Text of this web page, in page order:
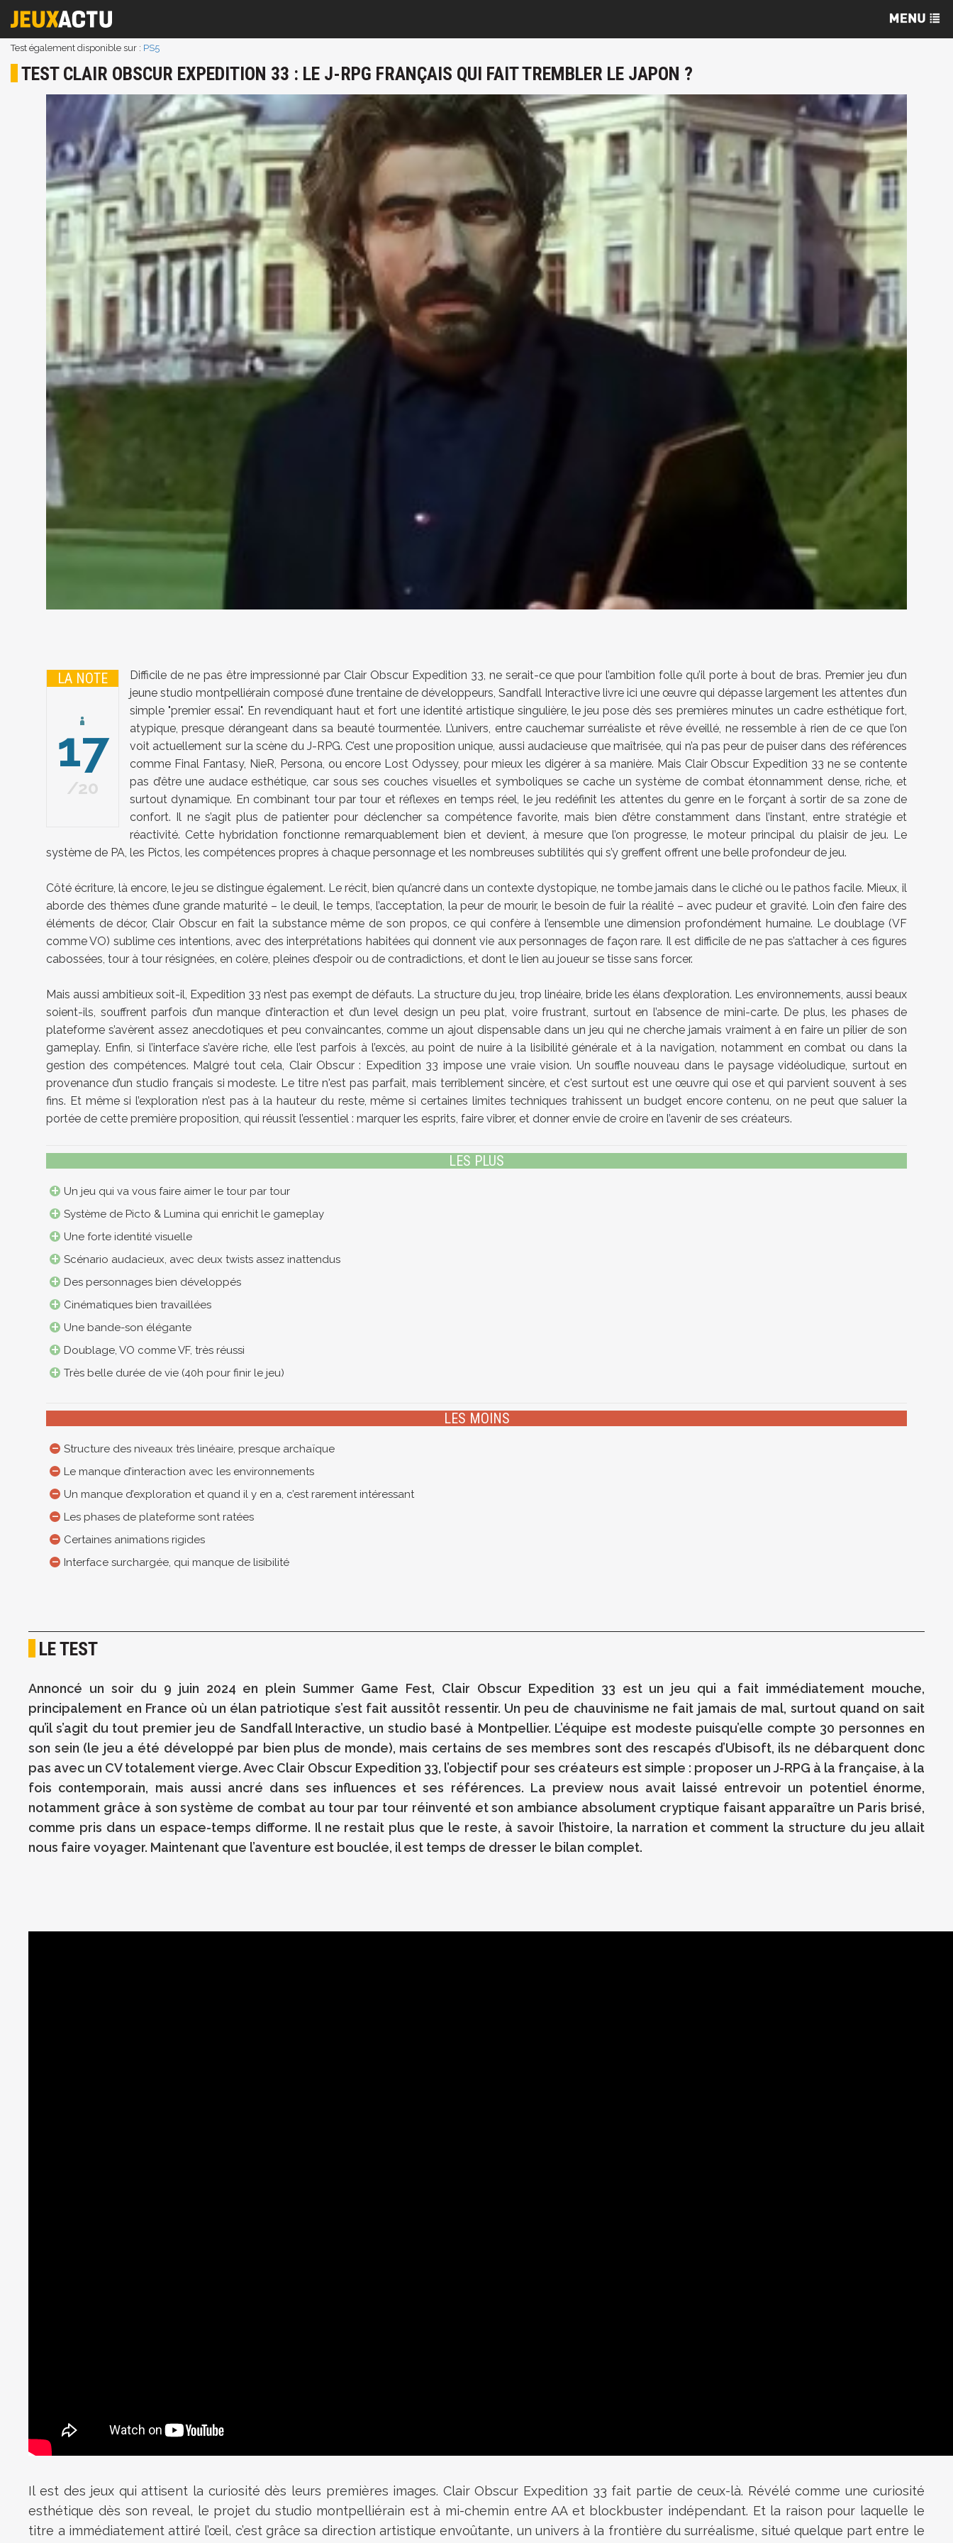
Test également disponible sur : PS5
TEST CLAIR OBSCUR EXPEDITION 33 : LE J-RPG FRANÇAIS QUI FAIT TREMBLER LE JAPON ?
LA NOTE
17
20
Difficile de ne pas être impressionné par Clair Obscur Expedition 33, ne serait-ce que pour l’ambition folle qu’il porte à bout de bras. Premier jeu d’un
jeune studio montpelliérain composé d’une trentaine de développeurs, Sandfall Interactive livre ici une œuvre qui dépasse largement les attentes d’un
simple "premier essai". En revendiquant haut et fort une identité artistique singulière, le jeu pose dès ses premières minutes un cadre esthétique fort,
atypique, presque dérangeant dans sa beauté tourmentée. L’univers, entre cauchemar surréaliste et rêve éveillé, ne ressemble à rien de ce que l’on
voit actuellement sur la scène du J-RPG. C’est une proposition unique, aussi audacieuse que maîtrisée, qui n’a pas peur de puiser dans des références
comme Final Fantasy, NieR, Persona, ou encore Lost Odyssey, pour mieux les digérer à sa manière. Mais Clair Obscur Expedition 33 ne se contente
pas d’être une audace esthétique, car sous ses couches visuelles et symboliques se cache un système de combat étonnamment dense, riche, et
surtout dynamique. En combinant tour par tour et réflexes en temps réel, le jeu redéfinit les attentes du genre en le forçant à sortir de sa zone de
confort. Il ne s’agit plus de patienter pour déclencher sa compétence favorite, mais bien d’être constamment dans l’instant, entre stratégie et
réactivité. Cette hybridation fonctionne remarquablement bien et devient, à mesure que l’on progresse, le moteur principal du plaisir de jeu. Le
système de PA, les Pictos, les compétences propres à chaque personnage et les nombreuses subtilités qui s’y greffent offrent une belle profondeur de jeu.
Côté écriture, là encore, le jeu se distingue également. Le récit, bien qu’ancré dans un contexte dystopique, ne tombe jamais dans le cliché ou le pathos facile. Mieux, il
aborde des thèmes d’une grande maturité – le deuil, le temps, l’acceptation, la peur de mourir, le besoin de fuir la réalité – avec pudeur et gravité. Loin d’en faire des
éléments de décor, Clair Obscur en fait la substance même de son propos, ce qui confère à l’ensemble une dimension profondément humaine. Le doublage (VF
comme VO) sublime ces intentions, avec des interprétations habitées qui donnent vie aux personnages de façon rare. Il est difficile de ne pas s’attacher à ces figures
cabossées, tour à tour résignées, en colère, pleines d’espoir ou de contradictions, et dont le lien au joueur se tisse sans forcer.
Mais aussi ambitieux soit-il, Expedition 33 n’est pas exempt de défauts. La structure du jeu, trop linéaire, bride les élans d’exploration. Les environnements, aussi beaux
soient-ils, souffrent parfois d’un manque d’interaction et d’un level design un peu plat, voire frustrant, surtout en l’absence de mini-carte. De plus, les phases de
plateforme s’avèrent assez anecdotiques et peu convaincantes, comme un ajout dispensable dans un jeu qui ne cherche jamais vraiment à en faire un pilier de son
gameplay. Enfin, si l’interface s’avère riche, elle l’est parfois à l’excès, au point de nuire à la lisibilité générale et à la navigation, notamment en combat ou dans la
gestion des compétences. Malgré tout cela, Clair Obscur : Expedition 33 impose une vraie vision. Un souffle nouveau dans le paysage vidéoludique, surtout en
provenance d’un studio français si modeste. Le titre n'est pas parfait, mais terriblement sincère, et c'est surtout est une œuvre qui ose et qui parvient souvent à ses
fins. Et même si l’exploration n’est pas à la hauteur du reste, même si certaines limites techniques trahissent un budget encore contenu, on ne peut que saluer la
portée de cette première proposition, qui réussit l’essentiel : marquer les esprits, faire vibrer, et donner envie de croire en l’avenir de ses créateurs.
LES PLUS
Un jeu qui va vous faire aimer le tour par tour
Système de Picto & Lumina qui enrichit le gameplay
Une forte identité visuelle
Scénario audacieux, avec deux twists assez inattendus
Des personnages bien développés
Cinématiques bien travaillées
Une bande-son élégante
Doublage, VO comme VF, très réussi
Très belle durée de vie (40h pour finir le jeu)
LES MOINS
Structure des niveaux très linéaire, presque archaïque
Le manque d’interaction avec les environnements
Un manque d’exploration et quand il y en a, c’est rarement intéressant
Les phases de plateforme sont ratées
Certaines animations rigides
Interface surchargée, qui manque de lisibilité
LE TEST
Annoncé un soir du 9 juin 2024 en plein Summer Game Fest, Clair Obscur Expedition 33 est un jeu qui a fait immédiatement mouche,
principalement en France où un élan patriotique s’est fait aussitôt ressentir. Un peu de chauvinisme ne fait jamais de mal, surtout quand on sait
qu’il s’agit du tout premier jeu de Sandfall Interactive, un studio basé à Montpellier. L’équipe est modeste puisqu’elle compte 30 personnes en
son sein (le jeu a été développé par bien plus de monde), mais certains de ses membres sont des rescapés d’Ubisoft, ils ne débarquent donc
pas avec un CV totalement vierge. Avec Clair Obscur Expedition 33, l’objectif pour ses créateurs est simple : proposer un J-RPG à la française, à la
fois contemporain, mais aussi ancré dans ses influences et ses références. La preview nous avait laissé entrevoir un potentiel énorme,
notamment grâce à son système de combat au tour par tour réinventé et son ambiance absolument cryptique faisant apparaître un Paris brisé,
comme pris dans un espace-temps difforme. Il ne restait plus que le reste, à savoir l’histoire, la narration et comment la structure du jeu allait
nous faire voyager. Maintenant que l’aventure est bouclée, il est temps de dresser le bilan complet.
Il est des jeux qui attisent la curiosité dès leurs premières images. Clair Obscur Expedition 33 fait partie de ceux-là. Révélé comme une curiosité
esthétique dès son reveal, le projet du studio montpelliérain est à mi-chemin entre AA et blockbuster indépendant. Et la raison pour laquelle le
titre a immédiatement attiré l’œil, c’est grâce sa direction artistique envoûtante, un univers à la frontière du surréalisme, situé quelque part entre le